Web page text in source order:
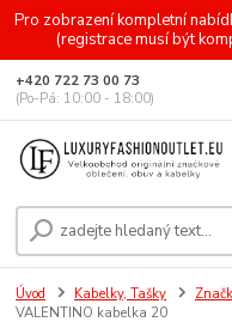
Pro zobrazení kompletní
(registrace musí být
+420 722 73 00 73
(Po-Pá: 10:00 - 18:00)
Úvod Kabelky, Tašky
VALENTINO kabelka 20